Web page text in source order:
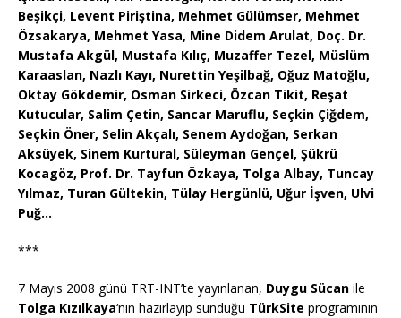
Beşikçi, Levent Piriştina, Mehmet Gülümser, Mehmet
Özsakarya, Mehmet Yasa, Mine Didem Arulat, Doç. Dr.
Mustafa Akgül, Mustafa Kılıç, Muzaffer Tezel, Müslüm
Karaaslan, Nazlı Kayı, Nurettin Yeşilbağ, Oğuz Matoğlu,
Oktay Gökdemir, Osman Sirkeci, Özcan Tikit, Reşat
Kutucular, Salim Çetin, Sancar Maruflu, Seçkin Çiğdem,
Seçkin Öner, Selin Akçalı, Senem Aydoğan, Serkan
Aksüyek, Sinem Kurtural, Süleyman Gençel, Şükrü
Kocagöz, Prof. Dr. Tayfun Özkaya, Tolga Albay, Tuncay
Yılmaz, Turan Gültekin, Tülay Hergünlü, Uğur İşven, Ulvi
Puğ…
***
7 Mayıs 2008 günü TRT-INT’te yayınlanan, Duygu Sücan ile
Tolga Kızılkaya‘nın hazırlayıp sunduğu TürkSite programının